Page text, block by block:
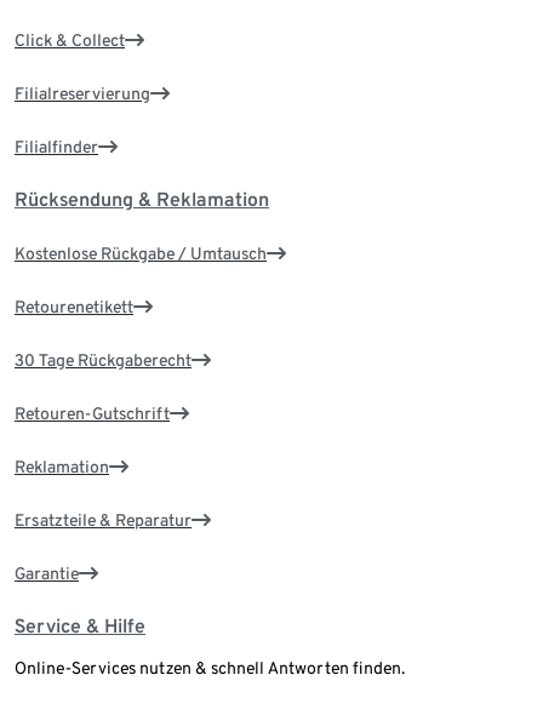
Click & Collect
Filialreservierung
Filialfinder
Rücksendung & Reklamation
Kostenlose Rückgabe / Umtausch
Retourenetikett
30 Tage Rückgaberecht
Retouren-Gutschrift
Reklamation
Ersatzteile & Reparatur
Garantie
Service & Hilfe
Online-Services nutzen & schnell Antworten finden.